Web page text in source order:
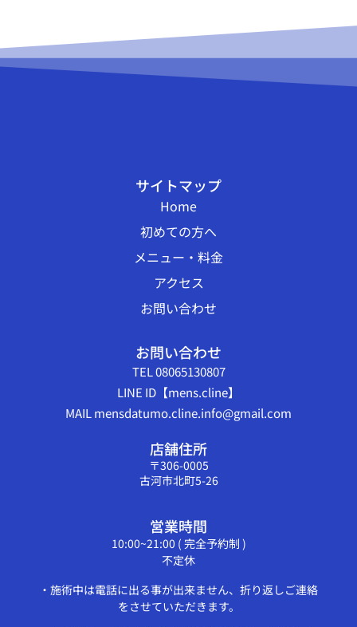
サイトマップ
Home
初めての方へ
メニュー・料金
アクセス
お問い合わせ
お問い合わせ
TEL 08065130807
LINE ID【mens.cline】
MAIL mensdatumo.cline.info@gmail.com
店舗住所
〒306-0005
古河市北町5-26
営業時間
10:00~21:00 ( 完全予約制 )
不定休
・施術中は電話に出る事が出来ません、折り返しご連絡
をさせていただきます。